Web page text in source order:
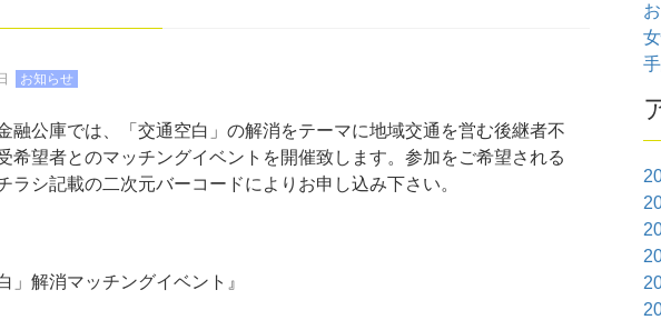
お知らせ
融公庫では、「交通空白」の解消をテーマに地域交通を営む後継者不
希望者とのマッチングイベントを開催致します。参加をご希望される
ラシ記載の二次元バーコードによりお申し込み下さい。
」解消マッチングイベント』